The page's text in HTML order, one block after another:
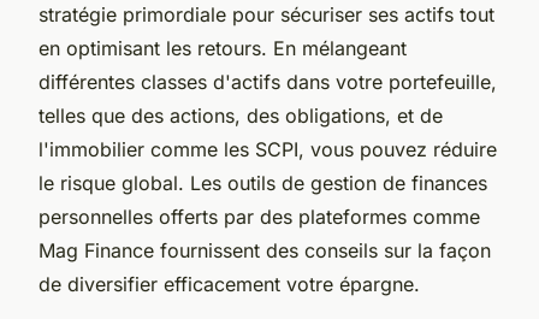
stratégie primordiale pour sécuriser ses actifs tout
en optimisant les retours. En mélangeant
différentes classes d'actifs dans votre portefeuille,
telles que des actions, des obligations, et de
l'immobilier comme les SCPI, vous pouvez réduire
le risque global. Les outils de gestion de finances
personnelles offerts par des plateformes comme
Mag Finance fournissent des conseils sur la façon
de diversifier efficacement votre épargne.